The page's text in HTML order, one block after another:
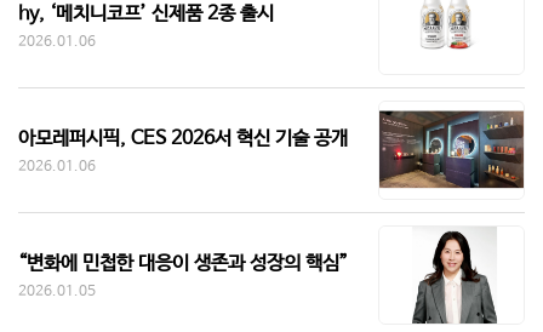
hy, ‘메치니코프’ 신제품 2종 출시
2026.01.06
아모레퍼시픽, CES 2026서 혁신 기술 공개
2026.01.06
“변화에 민첩한 대응이 생존과 성장의 핵심”
2026.01.05